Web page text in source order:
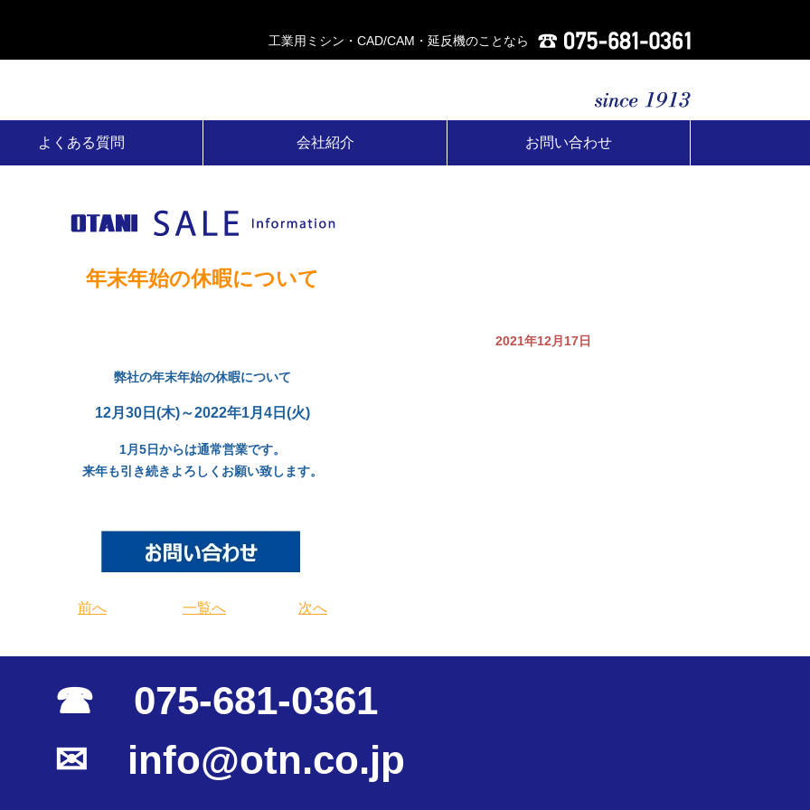
工業用ミシン・CAD/CAM・延反機のことなら
よくある質問 会社紹介 お問い合わせ
年末年始の休暇について
2021年12月17日
弊社の年末年始の休暇について
12月30日(木)～2022年1月4日(火)
1月5日からは通常営業です。
来年も引き続きよろしくお願い致します。
前へ 一覧へ 次へ
075-681-0361
info@otn.co.jp